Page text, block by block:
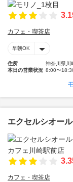
カフェ・喫茶店
早朝OK
住所
神奈川県川
本日の営業状況 8:00〜
エクセルシオー
カフェ・喫茶店